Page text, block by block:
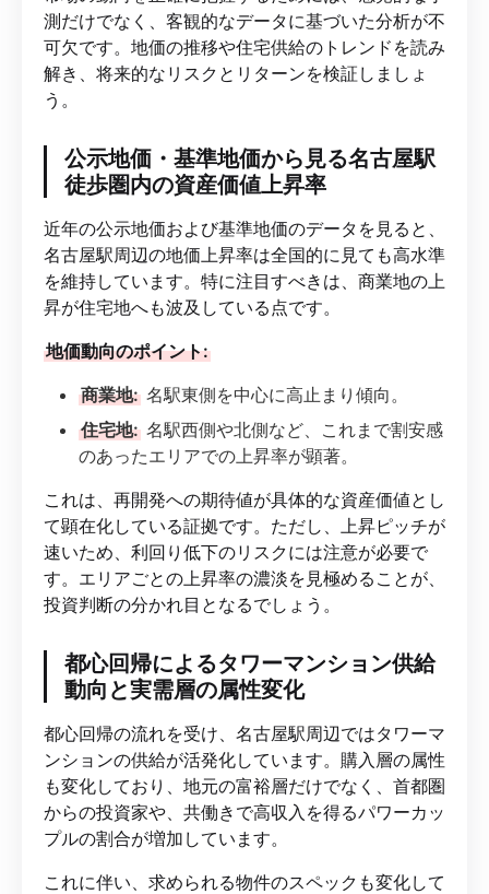
測だけでなく、客観的なデータに基づいた分析が不
可欠です。地価の推移や住宅供給のトレンドを読み
解き、将来的なリスクとリターンを検証しましょ
う。
公示地価・基準地価から見る名古屋駅
徒歩圏内の資産価値上昇率
近年の公示地価および基準地価のデータを見ると、
名古屋駅周辺の地価上昇率は全国的に見ても高水準
を維持しています。特に注目すべきは、商業地の上
昇が住宅地へも波及している点です。
地価動向のポイント:
商業地: 名駅東側を中心に高止まり傾向。
住宅地: 名駅西側や北側など、これまで割安感
のあったエリアでの上昇率が顕著。
これは、再開発への期待値が具体的な資産価値とし
て顕在化している証拠です。ただし、上昇ピッチが
速いため、利回り低下のリスクには注意が必要で
す。エリアごとの上昇率の濃淡を見極めることが、
投資判断の分かれ目となるでしょう。
都心回帰によるタワーマンション供給
動向と実需層の属性変化
都心回帰の流れを受け、名古屋駅周辺ではタワーマ
ンションの供給が活発化しています。購入層の属性
も変化しており、地元の富裕層だけでなく、首都圏
からの投資家や、共働きで高収入を得るパワーカッ
プルの割合が増加しています。
これに伴い、求められる物件のスペックも変化して